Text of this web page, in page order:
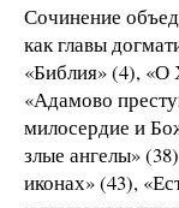
Сочинение
как главы
«Библия» (4), «О
«Адамово
милосердие и
злые ангелы»
иконах» (43),